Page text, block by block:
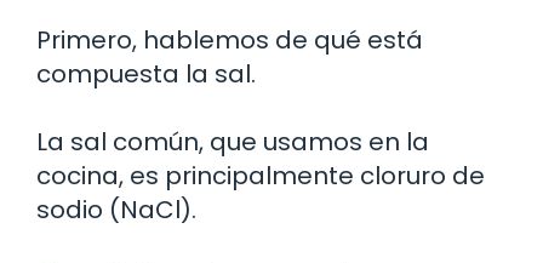
Primero, hablemos de qué está
compuesta la sal.
La sal común, que usamos en la
cocina, es principalmente cloruro de
sodio (NaCl).